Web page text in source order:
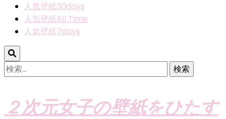
人気壁紙30days
人気壁紙All Time
人気壁紙7days
検
索:
２次元女子の壁紙をひたす